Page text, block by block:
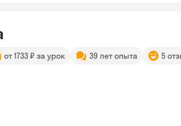
от 1733 ₽ за урок 39 лет опыта 5